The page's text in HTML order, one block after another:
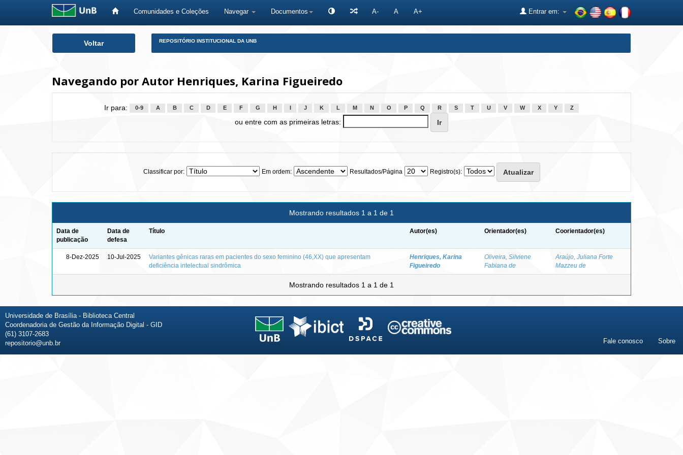
Comunidades e Coleções Navegar Documentos A- A A+ Entrar em:
Voltar REPOSITÓRIO INSTITUCIONAL DA UNB
Navegando por Autor Henriques, Karina Figueiredo
Ir para: 0-9 A B C D E F G H J K L M N O P Q R S T U V W X Y Z
ou entre com as primeiras letras:
Classificar por: Em ordem: Resultados/Página Registro(s):
Mostrando resultados 1 a 1 de 1
Data de
publicação
Data de
defesa
Título Autor(es) Orientador(es) Coorientador(es)
8-Dez-2025 10-Jul-2025
Variantes gênicas raras em pacientes do sexo feminino (46,XX) que apresentam
deficiência intelectual sindrômica
Henriques, Karina
Figueiredo
Oliveira, Silviene
Fabiana de
Araújo, Juliana Forte
Mazzeu de
Mostrando resultados 1 a 1 de 1
Universidade de Brasília - Biblioteca Central
Coordenadoria de Gestão da Informação Digital - GID
(61) 3107-2683
repositorio@unb.br
Fale conosco Sobre